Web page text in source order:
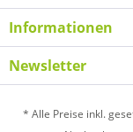
Informationen
Newsletter
* Alle Preise inkl.